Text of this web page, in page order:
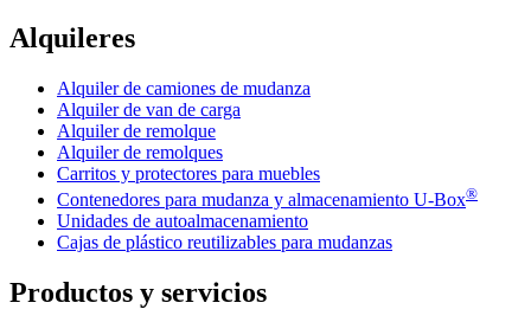
Alquileres
Alquiler de camiones de mudanza
Alquiler de van de carga
Alquiler de remolque
Alquiler de remolques
Carritos y protectores para muebles
Contenedores para mudanza y almacenamiento U-Box®
Unidades de autoalmacenamiento
Cajas de plástico reutilizables para mudanzas
Productos y servicios